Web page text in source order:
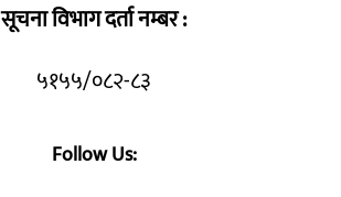
सूचना विभाग दर्ता नम्बर :
५१५५/०८२-८३
Follow Us: